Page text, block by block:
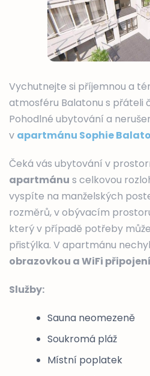
Vychutnejte si příjemnou a
atmosféru Balatonu s přáteli
Pohodlné ubytování a
v apartmánu Sophie
Čeká vás ubytování v
apartmánu s celkovou
vyspíte na manželských
rozměrů, v obývacím
který v případě potřeby
přistýlka. V apartmánu
obrazovkou a WiFi připojení
Služby:
Sauna neomezeně
Soukromá pláž
Místní poplatek